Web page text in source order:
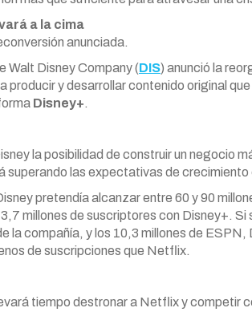
a la cima
anunciada.
Walt Disney Company (DIS) anunció la
producir y desarrollar contenido original
Disney+.
la posibilidad de construir un negocio
superando las expectativas de
pretendía alcanzar entre 60 y 90
millones de suscriptores con Disney+.
la compañía, y los 10,3 millones de
de suscripciones que Netflix.
tiempo destronar a Netflix y competir